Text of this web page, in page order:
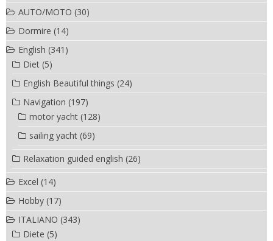
AUTO/MOTO (30)
Dormire (14)
English (341)
Diet (5)
English Beautiful things (24)
Navigation (197)
motor yacht (128)
sailing yacht (69)
Relaxation guided english (26)
Excel (14)
Hobby (17)
ITALIANO (343)
Diete (5)